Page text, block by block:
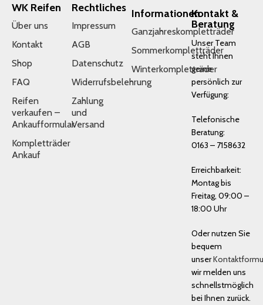
WK Reifen
Über uns
Kontakt
Shop
FAQ
Reifen
verkaufen –
Ankaufformular
Kompletträder
Ankauf
Rechtliches
Impressum
AGB
Datenschutz
Widerrufsbelehrung
Zahlung
und
Versand
Informationen
Ganzjahreskompletträder
Sommerkompletträder
Winterkompletträder
Kontakt &
Beratung
Unser Team
steht Ihnen
gerne
persönlich zur
Verfügung:
Telefonische
Beratung:
0163 – 7158632
Erreichbarkeit:
Montag bis
Freitag, 09:00 –
18:00 Uhr
Oder nutzen Sie
bequem
unser
wir melden uns
schnellstmöglich
bei Ihnen zurück.